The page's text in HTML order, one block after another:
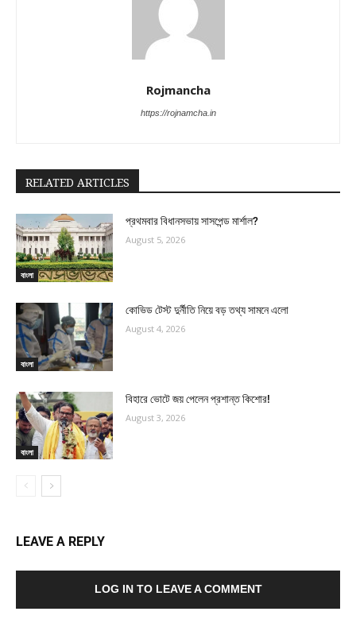
Rojmancha
https://rojnamcha.in
RELATED ARTICLES
বাংলা
প্রথমবার বিধানসভায় সাসপেন্ড মার্শাল?
August 5, 2026
বাংলা
কোভিড টেস্ট দুর্নীতি নিয়ে বড় তথ্য সামনে এলো
August 4, 2026
বাংলা
বিহারে ভোটে জয় পেলেন প্রশান্ত কিশোর!
August 3, 2026
LEAVE A REPLY
LOG IN TO LEAVE A COMMENT